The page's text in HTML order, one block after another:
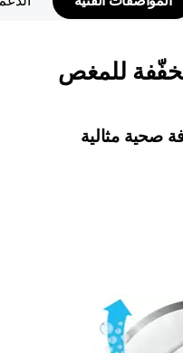
للمغص
صحية مثالية